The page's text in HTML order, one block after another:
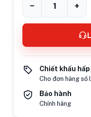
− +
Chiết khấu hấp
Cho đơn hàng số
Bảo hành
Chính hãng